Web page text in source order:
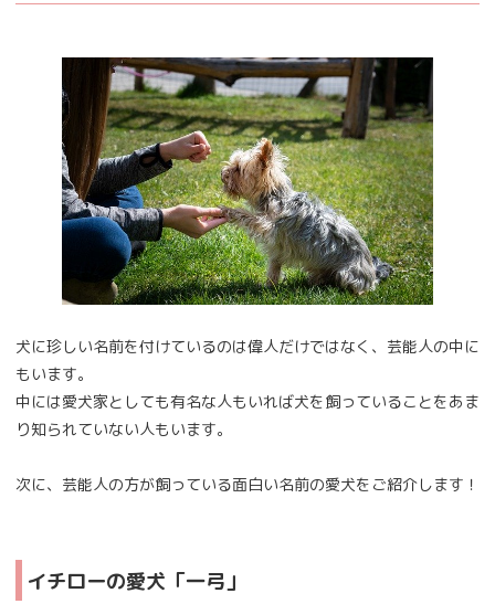
犬に珍しい名前を付けているのは偉人だけではなく、芸能人の中に
もいます。
中には愛犬家としても有名な人もいれば犬を飼っていることをあま
り知られていない人もいます。
次に、芸能人の方が飼っている面白い名前の愛犬をご紹介します！
イチローの愛犬「一弓」